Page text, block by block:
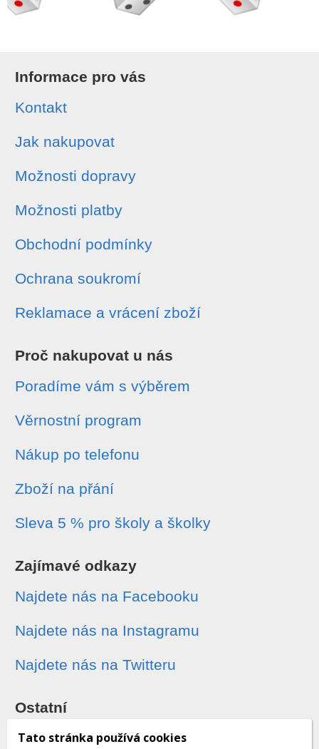
Informace pro vás
Kontakt
Jak nakupovat
Možnosti dopravy
Možnosti platby
Obchodní podmínky
Ochrana soukromí
Reklamace a vrácení zboží
Proč nakupovat u nás
Poradíme vám s výběrem
Věrnostní program
Nákup po telefonu
Zboží na přání
Sleva 5 % pro školy a školky
Zajímavé odkazy
Najdete nás na Facebooku
Najdete nás na Instagramu
Najdete nás na Twitteru
Ostatní
Sledování zásilek
Tato stránka používá cookies